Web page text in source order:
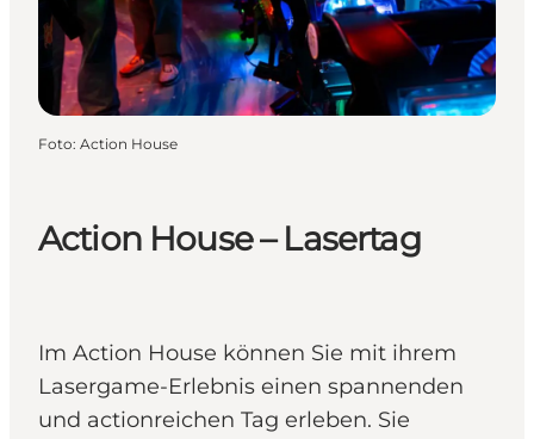
Action House – Lasertag
Im Action House können Sie mit ihrem
Lasergame-Erlebnis einen spannenden
und actionreichen Tag erleben. Sie
Foto: Action House